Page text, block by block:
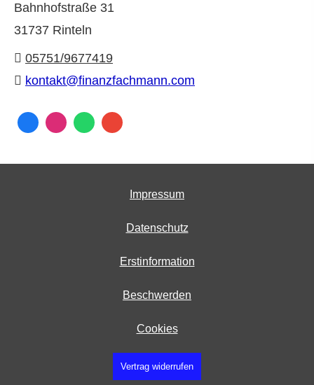
Bahnhofstraße 31
31737 Rinteln
05751/9677419
kontakt@finanzfachmann.com
Impressum
Datenschutz
Erstinformation
Beschwerden
Cookies
Vertrag widerrufen